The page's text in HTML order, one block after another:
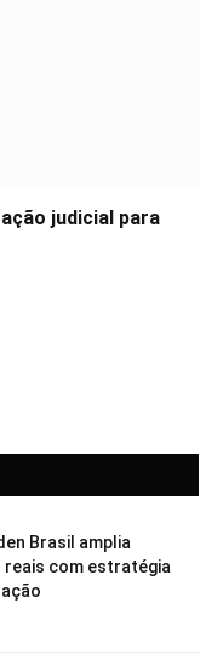
judicial para
Brasil amplia
reais com estratégia